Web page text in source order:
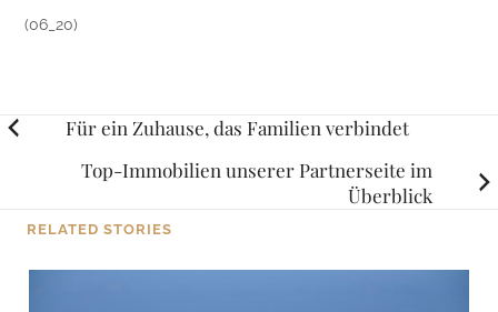
(06_20)
Posts
navigation
Für ein Zuhause, das Familien verbindet
Top-Immobilien unserer Partnerseite im
Überblick
RELATED STORIES